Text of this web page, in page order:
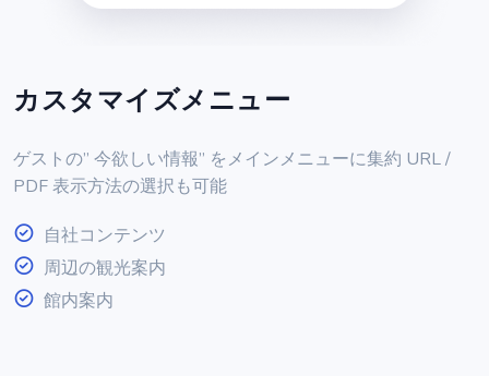
カスタマイズメニュー
ゲストの” 今欲しい情報” をメインメニューに集約 URL /
PDF 表示方法の選択も可能
自社コンテンツ
周辺の観光案内
館内案内